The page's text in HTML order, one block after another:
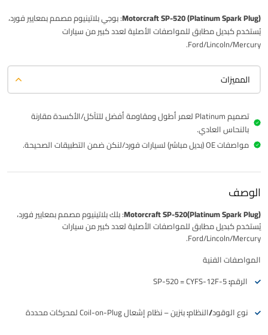
Motorcraft SP-520 (Platinum Spark Plug): بوجي بلاتينيوم مصمم بمعايير فورد،
يُستخدم كبديل مطابق للمواصفات الأصلية لعدد كبير من سيارات
Ford/Lincoln/Mercury.
المميزات
تصميم Platinum لعمر أطول ومقاومة أفضل للتآكل/الأكسدة مقارنة
بالنحاس العادي.
مواصفات OE (بديل مباشر) لسيارات فورد/لنكن ضمن التطبيقات الصحيحة.
الوصف
Motorcraft SP-520(Platinum Spark Plug): بلك بلاتينيوم مصمم بمعايير فورد،
يُستخدم كبديل مطابق للمواصفات الأصلية لعدد كبير من سيارات
Ford/Lincoln/Mercury.
المواصفات الفنية
الرقم:
نوع الوقود/النظام:بنزين – نظام إشعال Coil-on-Plug لمحركات محددة